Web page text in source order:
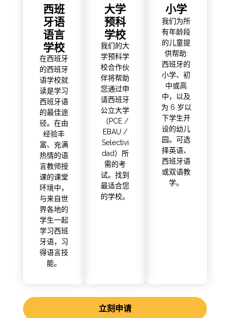
西班
牙语
语言
学校
在西班牙
的西班牙
语学校就
读是学习
西班牙语
的最佳途
径。在由
经验丰
富、充满
热情的语
言教师授
课的课堂
环境中，
与来自世
界各地的
学生一起
学习西班
牙语，习
得语言技
能。
大学
预科
学校
我们的大
学预科学
校合作伙
伴将帮助
您通过申
请西班牙
公立大学
（PCE /
EBAU /
Selectivi
dad）所
需的考
试。找到
最适合您
的学校。
小学
我们为所
有年龄段
的儿童提
供帮助:
西班牙的
小学、初
中或高
中，以及
为 6 岁以
下学生开
设的幼儿
园。可选
择英语、
西班牙语
或双语教
学。
立刻申请